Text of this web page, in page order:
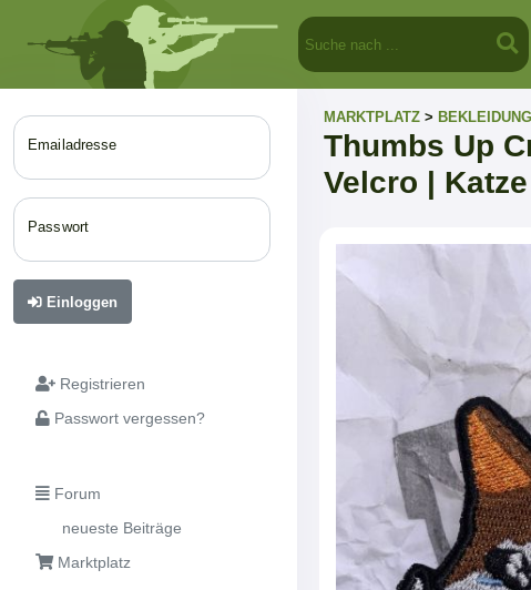
Emailadresse
Passwort
Einloggen
Registrieren
Passwort vergessen?
Forum
neueste Beiträge
Marktplatz
MARKTPLATZ >
Thumbs Up
Velcro |